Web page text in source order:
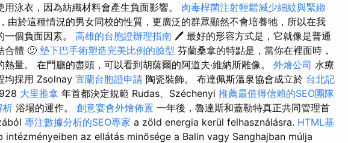
泳衣，因為紡織材料會產生負面影響。 肉毒桿菌注射輕鬆減少細紋與緊緻
由於這種情況的男女同校的性質，更廣泛的群眾顯然不會培養牠，所以在我
個負面因素。 高雄的台胞證辦理指南 🖊️ 最好的形容方式是，它就像是普通
合體 🙂 墊下巴手術塑造完美比例的臉型 芬蘭桑拿的特點是，當你在裡面時，
量。 在門廳的盡頭，可以看到胡薩爾的阿道夫·維納斯雕像。 外燴公司 水療
均採用 Zsolnay 宜蘭台胞證申請 陶瓷裝飾。 布達佩斯溫泉協會成立於 台北記
大里推拿 年首都決定規範 Rudas、Széchenyi 推薦最值得信賴的SEO團隊
析 浴場的運作。 創意宴會外燴佈置 一年後，魯達斯和蓋勒特真正共同管理首
專注數據分析的SEO專家 a zöld energia kerül felhasználásra. HTML基
az ellátás minősége a Balin vagy Sanghajban múlja